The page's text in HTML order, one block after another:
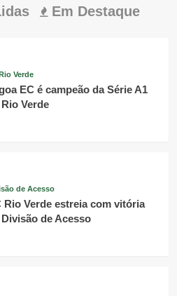
Em Destaque
Verde
EC é campeão da Série A1
Verde
de Acesso
Rio Verde estreia com vitória
Divisão de Acesso